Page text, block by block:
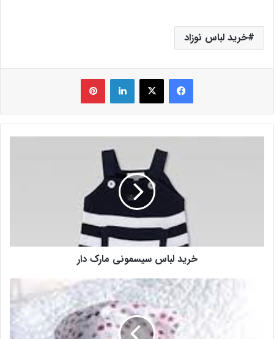
خرید لباس نوزاد
فیس بوک X لینکدین ‫پین‌ترست
خرید لباس سیسمونی مارک دار